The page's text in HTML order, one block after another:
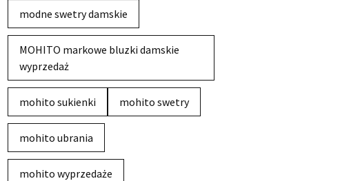
modne swetry damskie
MOHITO markowe bluzki damskie
wyprzedaż
mohito sukienki mohito swetry
mohito ubrania
mohito wyprzedaże